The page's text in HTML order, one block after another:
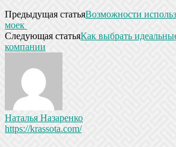
Предыдущая статьяВозможности
моек
Следующая статьяКак выбрать
компании
Наталья Назаренко
https://krassota.com/